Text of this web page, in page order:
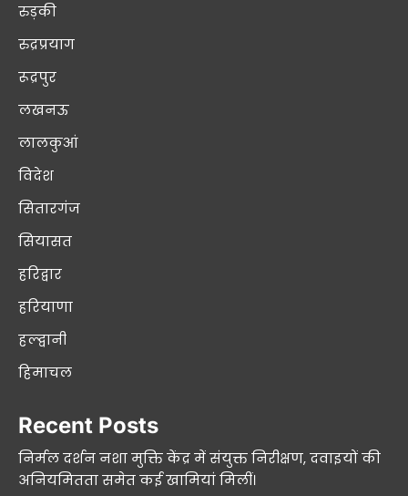
रुड़की
रुद्रप्रयाग
रूद्रपुर
लखनऊ
लालकुआं
विदेश
सितारगंज
सियासत
हरिद्वार
हरियाणा
हल्द्वानी
हिमाचल
Recent Posts
निर्मल दर्शन नशा मुक्ति केंद्र में संयुक्त निरीक्षण, दवाइयों की
अनियमितता समेत कई खामियां मिलीं।